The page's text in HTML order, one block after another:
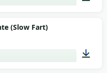
(Slow Fart)